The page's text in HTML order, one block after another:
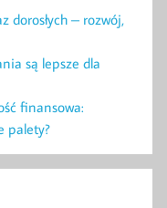
dorosłych – rozwój,
są lepsze dla
finansowa:
palety?